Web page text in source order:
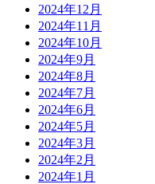
2024年12月
2024年11月
2024年10月
2024年9月
2024年8月
2024年7月
2024年6月
2024年5月
2024年3月
2024年2月
2024年1月